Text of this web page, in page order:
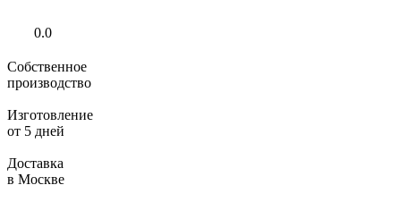
0.0
Собственное
производство
Изготовление
от 5 дней
Доставка
в Москве